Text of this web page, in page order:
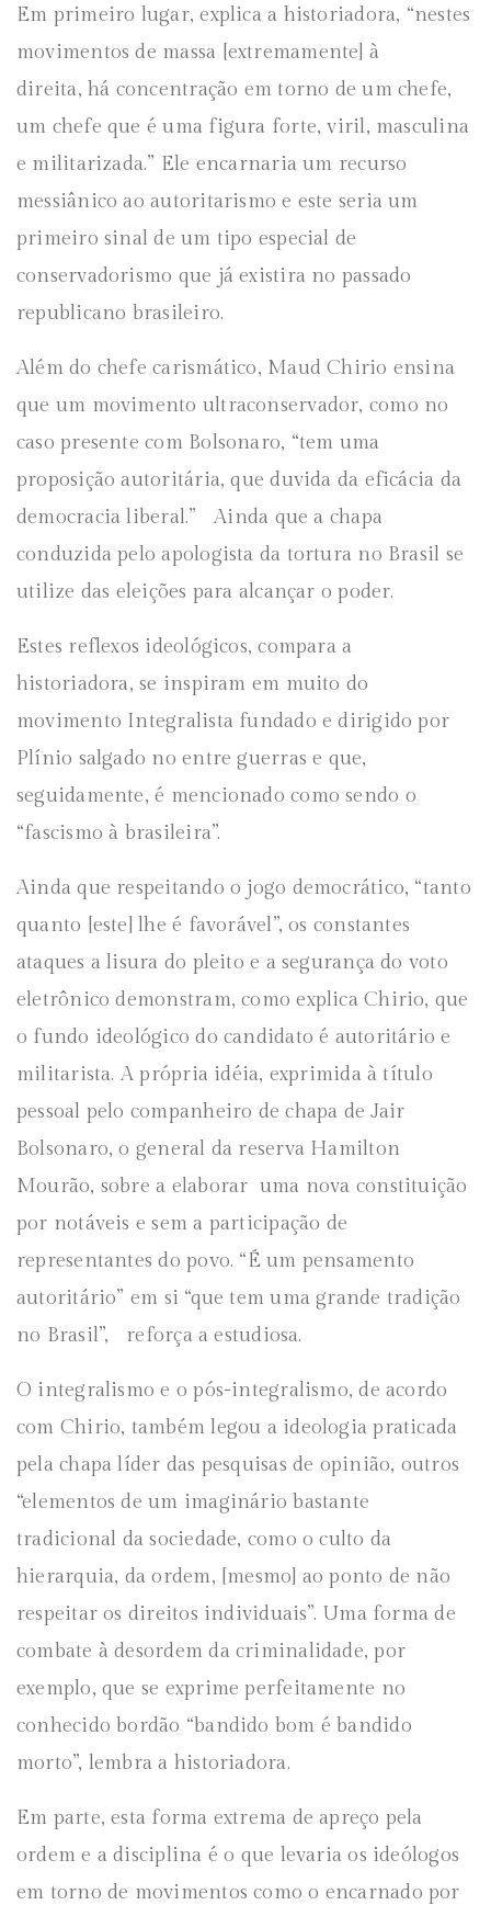
Em primeiro lugar, explica a historiadora, “nestes
movimentos de massa [extremamente] à
direita, há concentração em torno de um chefe,
um chefe que é uma figura forte, viril, masculina
e militarizada.” Ele encarnaria um recurso
messiânico ao autoritarismo e este seria um
primeiro sinal de um tipo especial de
conservadorismo que já existira no passado
republicano brasileiro.
Além do chefe carismático, Maud Chirio ensina
que um movimento ultraconservador, como no
caso presente com Bolsonaro, “tem uma
proposição autoritária, que duvida da eficácia da
democracia liberal.” Ainda que a chapa
conduzida pelo apologista da tortura no Brasil se
utilize das eleições para alcançar o poder.
Estes reflexos ideológicos, compara a
historiadora, se inspiram em muito do
movimento Integralista fundado e dirigido por
Plínio salgado no entre guerras e que,
seguidamente, é mencionado como sendo o
“fascismo à brasileira”.
Ainda que respeitando o jogo democrático, “tanto
quanto [este] lhe é favorável”, os constantes
ataques a lisura do pleito e a segurança do voto
eletrônico demonstram, como explica Chirio, que
o fundo ideológico do candidato é autoritário e
militarista. A própria idéia, exprimida à título
pessoal pelo companheiro de chapa de Jair
Bolsonaro, o general da reserva Hamilton
Mourão, sobre a elaborar uma nova constituição
por notáveis e sem a participação de
representantes do povo. “É um pensamento
autoritário” em si “que tem uma grande tradição
no Brasil”, reforça a estudiosa.
O integralismo e o pós-integralismo, de acordo
com Chirio, também legou a ideologia praticada
pela chapa líder das pesquisas de opinião, outros
“elementos de um imaginário bastante
tradicional da sociedade, como o culto da
hierarquia, da ordem, [mesmo] ao ponto de não
respeitar os direitos individuais”. Uma forma de
combate à desordem da criminalidade, por
exemplo, que se exprime perfeitamente no
conhecido bordão “bandido bom é bandido
morto”, lembra a historiadora.
Em parte, esta forma extrema de apreço pela
ordem e a disciplina é o que levaria os ideólogos
em torno de movimentos como o encarnado por